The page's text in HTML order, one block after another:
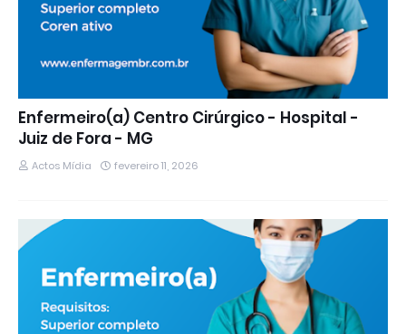
Enfermeiro(a) Centro Cirúrgico - Hospital -
Juiz de Fora - MG
Actos Mídia fevereiro 11, 2026